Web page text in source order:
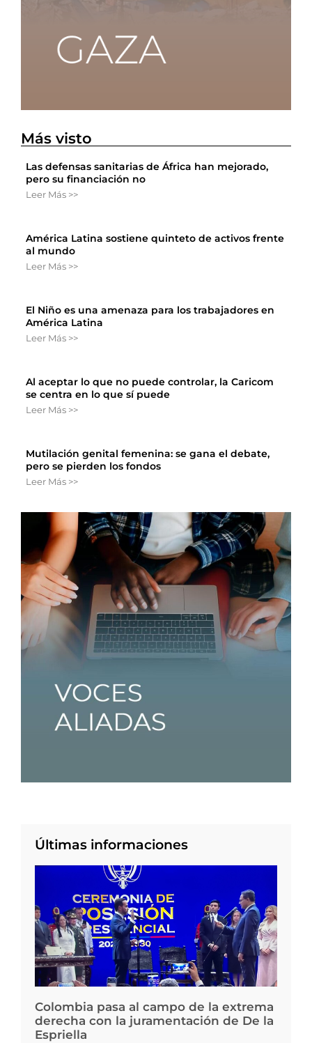
Más visto
Las defensas sanitarias de África han mejorado,
pero su financiación no
Leer Más >>
América Latina sostiene quinteto de activos frente
al mundo
Leer Más >>
El Niño es una amenaza para los trabajadores en
América Latina
Leer Más >>
Al aceptar lo que no puede controlar, la Caricom
se centra en lo que sí puede
Leer Más >>
Mutilación genital femenina: se gana el debate,
pero se pierden los fondos
Leer Más >>
Últimas informaciones
Colombia pasa al campo de la extrema
derecha con la juramentación de De la
Espriella